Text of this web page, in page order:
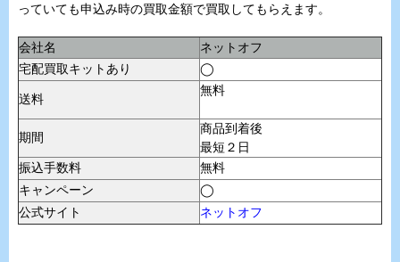
っていても申込み時の買取金額で買取してもらえます。
会社名
ネットオフ
宅配買取キットあり
◯
送料
無料
期間
商品到着後
最短２日
振込手数料
無料
キャンペーン
◯
公式サイト
ネットオフ